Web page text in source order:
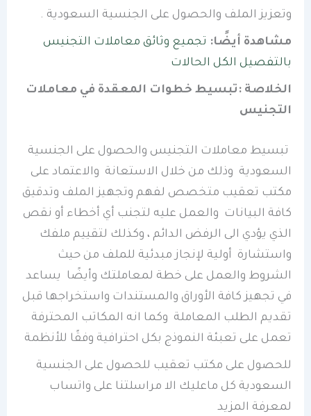
وتعزيز الملف والحصول على الجنسية السعودية .
مشاهدة أيضًا: تجميع وثائق معاملات التجنيس
بالتفصيل الكل الحالات
الخلاصة :تبسيط خطوات المعقدة في معاملات
التجنيس
تبسيط معاملات التجنيس والحصول على الجنسية
السعودية وذلك من خلال الاستعانة والاعتماد على
مكتب تعقيب متخصص لفهم وتجهيز الملف وتدقيق
كافة البيانات والعمل عليه لتجنب أي أخطاء أو نقص
الذي يؤدي الى الرفض الدائم ، وكذلك لتقييم ملفك
واستشارة أولية لإنجاز مبدئية للملف من حيث
الشروط والعمل على خطة لمعاملتك وأيضًا يساعد
في تجهيز كافة الأوراق والمستندات واستخراجها قبل
تقديم الطلب المعاملة وكما انه المكاتب المحترفة
تعمل على تعبئة النموذج بكل احترافية وفقًا للأنظمة
للحصول على مكتب تعقيب للحصول على الجنسية
السعودية كل ماعليك الا مراسلتنا على واتساب
لمعرفة المزيد